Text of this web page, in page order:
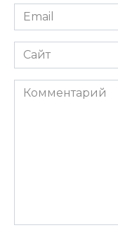
Email
*
Сайт
Комментарий